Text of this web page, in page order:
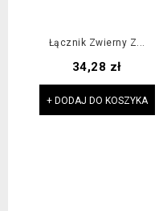
Łącznik Zwierny Z...
Cena
34,28 zł
+ DODAJ DO KOSZYKA